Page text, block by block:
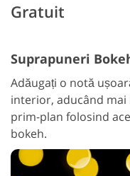
Gratuit
Adăugați o notă
interior, aducând
prim-plan folosind
bokeh.